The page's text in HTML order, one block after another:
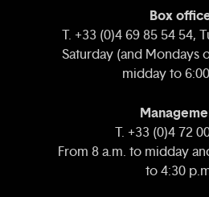
Box
T. +33 (0)4 69 85 54 54,
Saturday (and Mondays
midday to
T. +33 (0)4 72
From 8 a.m. to midday
to 4:30